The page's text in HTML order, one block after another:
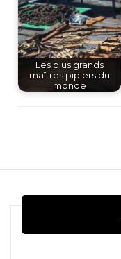
Les plus grands
maîtres pipiers du
monde